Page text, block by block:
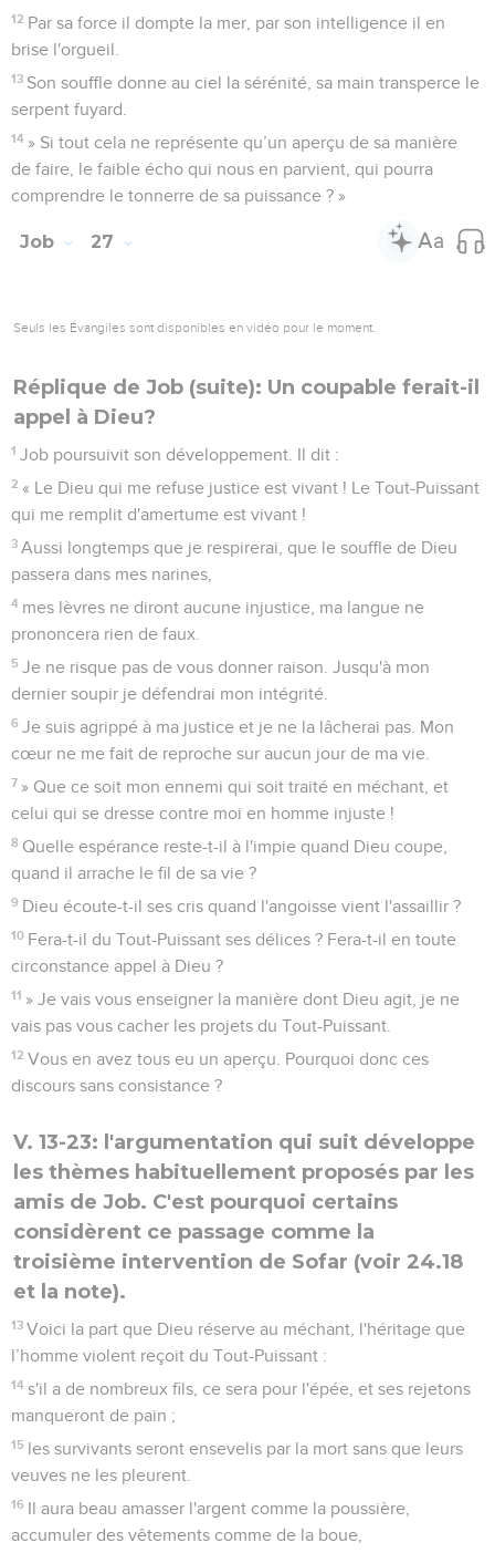
12 Par sa force il dompte la mer, par son intelligence il en
brise l'orgueil.
13 Son souffle donne au ciel la sérénité, sa main transperce le
serpent fuyard.
14 » Si tout cela ne représente qu’un aperçu de sa manière
de faire, le faible écho qui nous en parvient, qui pourra
comprendre le tonnerre de sa puissance ? »
Job 27
Seuls les Évangiles sont disponibles en vidéo pour le moment.
Réplique de Job (suite): Un coupable ferait-il
appel à Dieu?
1 Job poursuivit son développement. Il dit :
2 « Le Dieu qui me refuse justice est vivant ! Le Tout-Puissant
qui me remplit d'amertume est vivant !
3 Aussi longtemps que je respirerai, que le souffle de Dieu
passera dans mes narines,
4 mes lèvres ne diront aucune injustice, ma langue ne
prononcera rien de faux.
5 Je ne risque pas de vous donner raison. Jusqu'à mon
dernier soupir je défendrai mon intégrité.
6 Je suis agrippé à ma justice et je ne la lâcherai pas. Mon
cœur ne me fait de reproche sur aucun jour de ma vie.
7 » Que ce soit mon ennemi qui soit traité en méchant, et
celui qui se dresse contre moi en homme injuste !
8 Quelle espérance reste-t-il à l'impie quand Dieu coupe,
quand il arrache le fil de sa vie ?
9 Dieu écoute-t-il ses cris quand l'angoisse vient l'assaillir ?
10 Fera-t-il du Tout-Puissant ses délices ? Fera-t-il en toute
circonstance appel à Dieu ?
11 » Je vais vous enseigner la manière dont Dieu agit, je ne
vais pas vous cacher les projets du Tout-Puissant.
12 Vous en avez tous eu un aperçu. Pourquoi donc ces
discours sans consistance ?
V. 13-23: l'argumentation qui suit développe
les thèmes habituellement proposés par les
amis de Job. C'est pourquoi certains
considèrent ce passage comme la
troisième intervention de Sofar (voir 24.18
et la note).
13 Voici la part que Dieu réserve au méchant, l'héritage que
l’homme violent reçoit du Tout-Puissant :
14 s'il a de nombreux fils, ce sera pour l'épée, et ses rejetons
manqueront de pain ;
15 les survivants seront ensevelis par la mort sans que leurs
veuves ne les pleurent.
16 Il aura beau amasser l'argent comme la poussière,
accumuler des vêtements comme de la boue,